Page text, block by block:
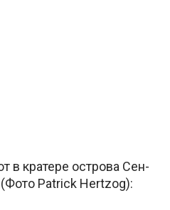
в кратере острова Сен-
Patrick Hertzog):